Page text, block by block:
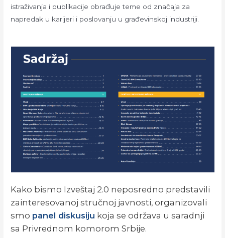
istraživanja i publikacije obrađuje teme od značaja za
napredak u karijeri i poslovanju u građevinskoj industriji.
Kako bismo Izveštaj 2.0 neposredno predstavili
zainteresovanoj stručnoj javnosti, organizovali
smo panel diskusiju koja se održava u saradnji
sa Privrednom komorom Srbije.